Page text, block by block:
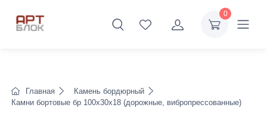
0
Главная
Камень бордюрный
Камни бортовые бр 100х30х18 (дорожные, вибропрессованные)